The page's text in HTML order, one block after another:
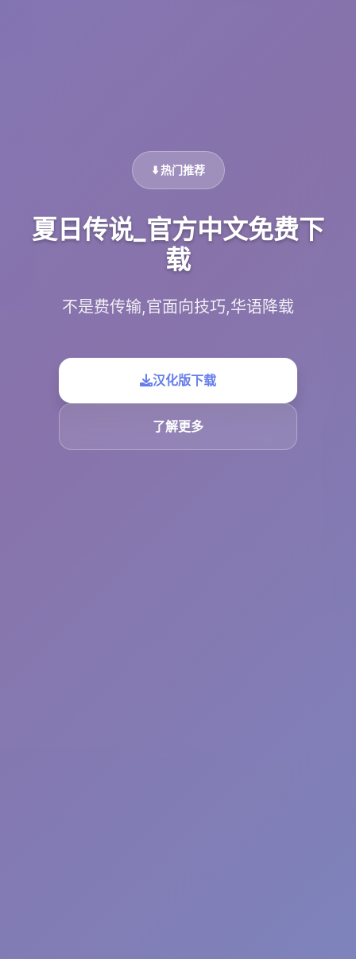
⬇️ 热门推荐
夏日传说_官方中文免费下
载
不是费传输,官面向技巧,华语降载
汉化版下载
了解更多